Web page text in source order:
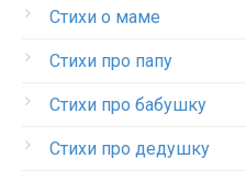
Стихи о маме
Стихи про папу
Стихи про бабушку
Стихи про дедушку